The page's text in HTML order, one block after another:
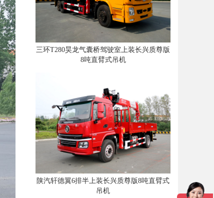
三环T280昊龙气囊桥驾驶室上装长兴质尊版
8吨直臂式吊机
陕汽轩德翼6排半上装长兴质尊版8吨直臂式
吊机